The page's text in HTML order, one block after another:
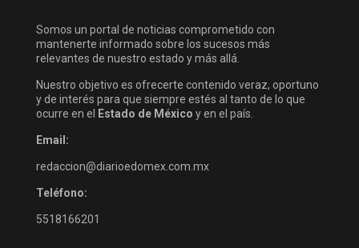
Somos un portal de noticias comprometido con
mantenerte informado sobre los sucesos más
relevantes de nuestro estado y más allá.
Nuestro objetivo es ofrecerte contenido veraz, oportuno
y de interés para que siempre estés al tanto de lo que
ocurre en el
Estado de México y en el país.
Email:
redaccion@diarioedomex.com.mx
Teléfono:
5518166201